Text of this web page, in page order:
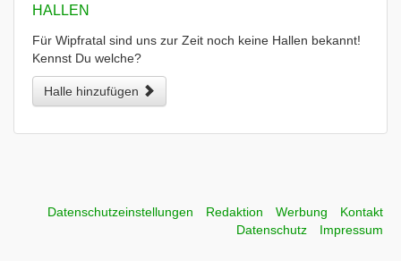
HALLEN
Für Wipfratal sind uns zur Zeit noch keine Hallen bekannt!
Kennst Du welche?
Halle hinzufügen
Datenschutzeinstellungen Redaktion Werbung
Kontakt
Datenschutz
Impressum